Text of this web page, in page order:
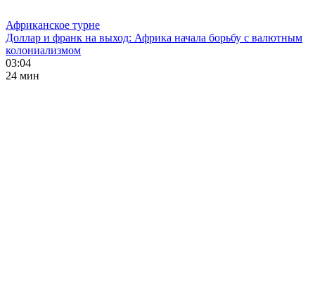
Африканское турне
Доллар и франк на выход: Африка начала борьбу с валютным
колониализмом
03:04
24 мин